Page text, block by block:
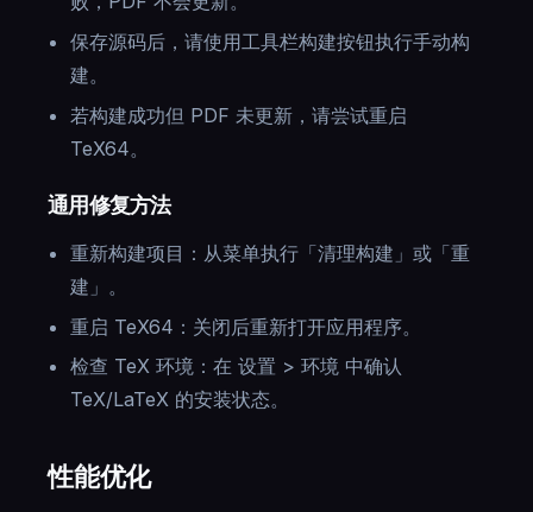
保存源码后，请使用工具栏构建按钮执行手动构
建。
若构建成功但 PDF 未更新，请尝试重启
TeX64。
通用修复方法
重新构建项目：从菜单执行「清理构建」或「重
建」。
重启 TeX64：关闭后重新打开应用程序。
检查 TeX 环境：在 设置 > 环境 中确认
TeX/LaTeX 的安装状态。
性能优化